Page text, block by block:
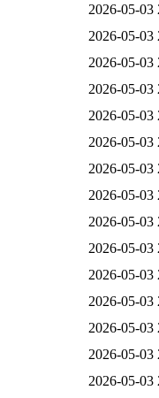
2026-05-03
2026-05-03
2026-05-03
2026-05-03
2026-05-03
2026-05-03
2026-05-03
2026-05-03
2026-05-03
2026-05-03
2026-05-03
2026-05-03
2026-05-03
2026-05-03
2026-05-03